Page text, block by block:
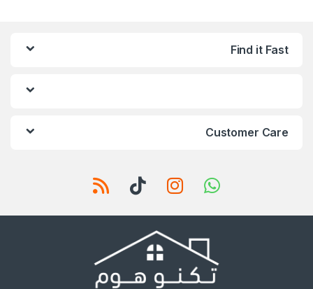
Find it Fast
Customer Care